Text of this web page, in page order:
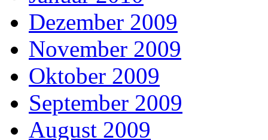
Dezember 2009
November 2009
Oktober 2009
September 2009
August 2009